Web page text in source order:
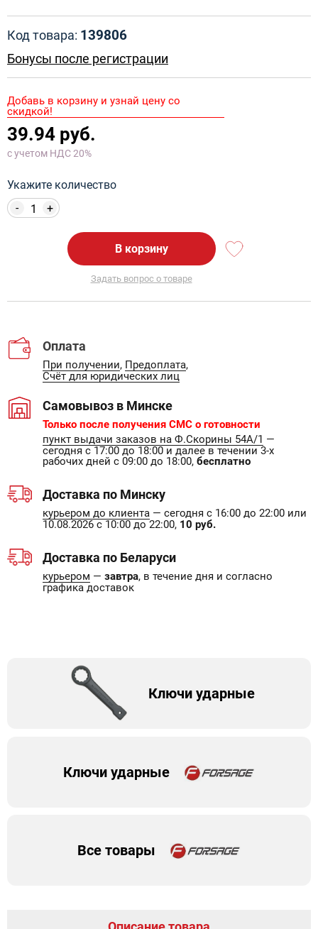
Код товара: 139806
Бонусы после регистрации
Добавь в корзину и узнай цену со
скидкой!
39.94 руб.
с учетом НДС 20%
Укажите количество
+
-
В корзину
Задать вопрос о товаре
Оплата
При получении, Предоплата,
Счёт для юридических лиц
Самовывоз в Минске
Только после получения СМС о готовности
пункт выдачи заказов на Ф.Скорины 54А/1 —
сегодня с 17:00 до 18:00 и далее в течении 3-х
рабочих дней с 09:00 до 18:00, бесплатно
Доставка по Минску
курьером до клиента — сегодня с 16:00 до 22:00 или
10.08.2026 с 10:00 до 22:00, 10 руб.
Доставка по Беларуси
курьером — завтра, в течение дня и согласно
графика доставок
Ключи ударные
Ключи ударные
Все товары